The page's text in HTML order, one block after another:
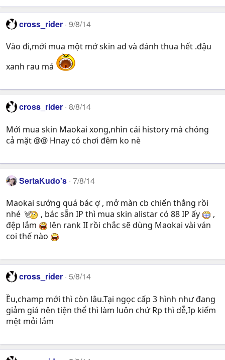
cross_rider 9/8/14
Vào đi,mới mua một mớ skin ad và đánh thua hết .đậu
xanh rau má
cross_rider 8/8/14
Mới mua skin Maokai xong,nhìn cái history mà chóng
cả mặt @@ Hnay có chơi đêm ko nè
SertaKudo's 7/8/14
Maokai sướng quá bác ợ , mở màn cb chiến thắng rồi
nhé
, bác sẵn IP thì mua skin alistar có 88 IP ấy
,
đệp lắm
lên rank II rồi chắc sẽ dùng Maokai vài ván
coi thế nào
cross_rider 5/8/14
Ều,champ mới thì còn lâu.Tại ngọc cấp 3 hình như đang
giảm giá nên tiện thể thì làm luôn chứ Rp thì dễ,Ip kiếm
mệt mỏi lắm